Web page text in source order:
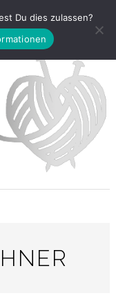
Du dies zulassen?